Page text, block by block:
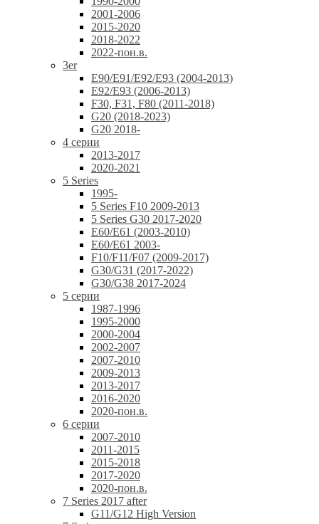
2001-2006
2015-2020
2018-2022
2022-пон.в.
3er
E90/E91/E92/E93 (2004-2013)
E92/E93 (2006-2013)
F30, F31, F80 (2011-2018)
G20 (2018-2023)
G20 2018-
4 серии
2013-2017
2020-2021
5 Series
1995-
5 Series F10 2009-2013
5 Series G30 2017-2020
E60/E61 (2003-2010)
E60/E61 2003-
F10/F11/F07 (2009-2017)
G30/G31 (2017-2022)
G30/G38 2017-2024
5 серии
1987-1996
1995-2000
2000-2004
2002-2007
2007-2010
2009-2013
2013-2017
2016-2020
2020-пон.в.
6 серии
2007-2010
2011-2015
2015-2018
2017-2020
2020-пон.в.
7 Series 2017 after
G11/G12 High Version